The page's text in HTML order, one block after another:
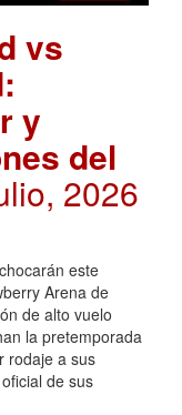
vs
y
del
2026
este
Arena de
de alto vuelo
la pretemporada
rodaje a sus
de sus